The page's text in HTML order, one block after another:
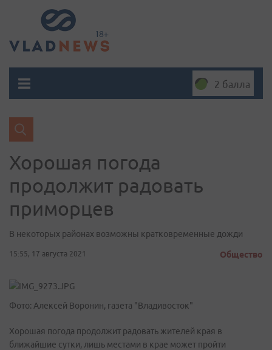
2 балла
Хорошая погода
продолжит радовать
приморцев
В некоторых районах возможны кратковременные дожди
15:55, 17 августа 2021 Общество
Фото: Алексей Воронин, газета "Владивосток"
Хорошая погода продолжит радовать жителей края в
ближайшие сутки, лишь местами в крае может пройти